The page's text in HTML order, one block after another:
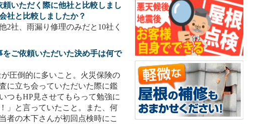
頼いただく際に他社と比較しまし
社と比較しましたか？
2社、雨漏り修理のみだと10社く
をご依頼いただいた決め手は何で
圧倒的に多いこと。火災保険の
に立ち会っていただいた際に鑑
つもHP見させてもらって勉強に
」と言っていたこと。また、何
者の木下さんが初回点検時にこ